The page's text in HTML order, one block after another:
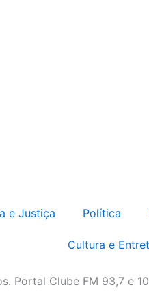
e Justiça Política
Cultura e
Portal Clube FM 93,7 e